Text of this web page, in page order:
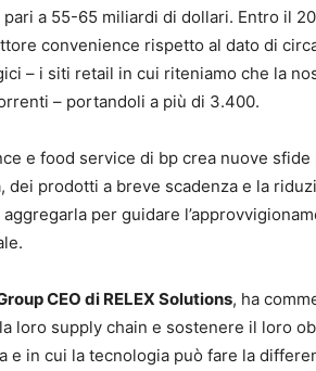
a 55-65 miliardi di dollari. Entro il
convenience rispetto al dato di
– i siti retail in cui riteniamo che la
– portandoli a più di 3.400.
e food service di bp crea nuove
dei prodotti a breve scadenza e la
per guidare
CEO di RELEX Solutions, ha
loro supply chain e sostenere il loro
e in cui la tecnologia può fare la